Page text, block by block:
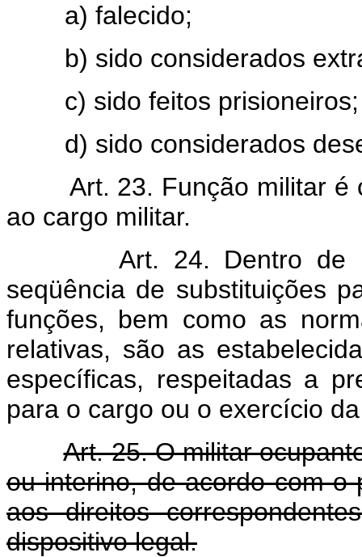
a) falecido;
b) sido considerados
c) sido feitos
d) sido considerados
Art. 23. Função militar é
ao cargo militar.
Art. 24. Dentro de
seqüência de substituições
funções, bem como as
relativas, são as
específicas, respeitadas a
para o cargo ou o exercício
Art. 25. O militar
ou interino, de acordo com o
aos direitos
dispositivo legal.